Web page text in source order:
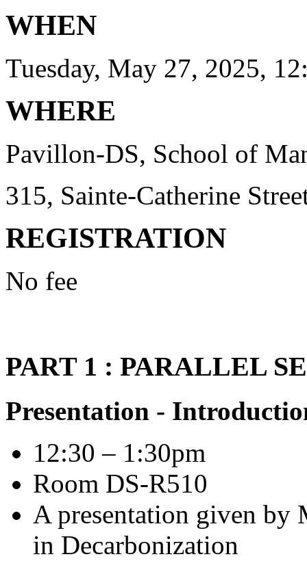
WHEN
Tuesday, May 27, 2025,
WHERE
Pavillon-DS, School of
315, Sainte-Catherine
REGISTRATION
No fee
PART 1 : PARALLEL
Presentation -
12:30 – 1:30pm
Room DS-R510
A presentation given by
in Decarbonization